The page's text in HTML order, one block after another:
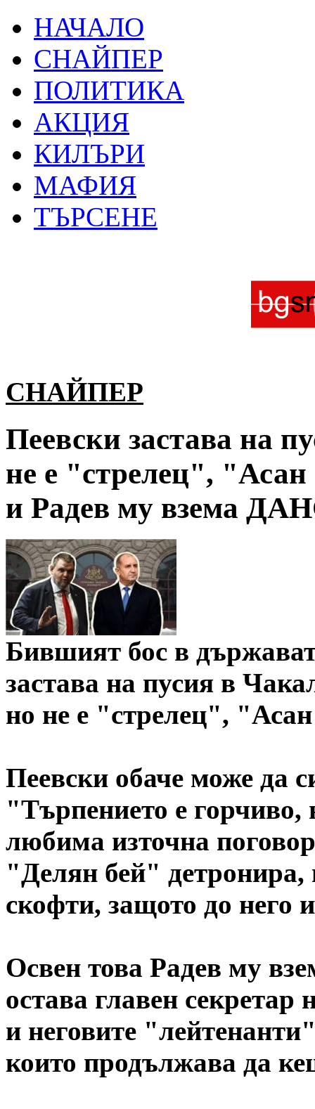
НАЧАЛО
СНАЙПЕР
ПОЛИТИКА
АКЦИЯ
КИЛЪРИ
МАФИЯ
ТЪРСЕНЕ
СНАЙПЕР
Пеевски застава на
не е "стрелец",
и Радев му взема
Бившият бос в
застава на пусия в
но не е "стрелец",
Пеевски обаче може да
"Търпението е горчиво,
любима източна
"Делян бей" детронира,
скофти, защото до него
Освен това Радев му
остава главен
и неговите
които продължава да